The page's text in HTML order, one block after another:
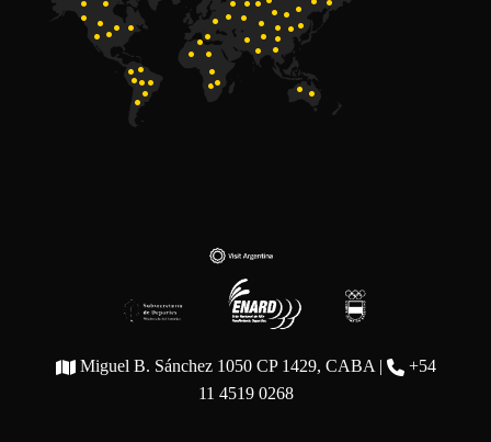
Miguel B. Sánchez 1050 CP 1429, CABA |
+54
11 4519 0268